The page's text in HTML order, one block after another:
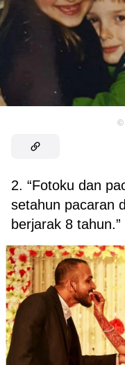
©
2. “Fotoku dan
setahun pacaran
berjarak 8 tahun.”